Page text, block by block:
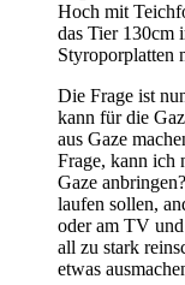
Hoch mit
das Tier 130cm
Styroporplatten
Die Frage ist
kann für die
aus Gaze
Frage, kann ich
Gaze
laufen sollen,
oder am TV
all zu stark
etwas